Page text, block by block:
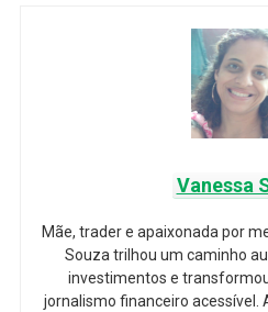
Vanessa
Mãe, trader e apaixonada por
Souza trilhou um caminho
investimentos e
jornalismo financeiro acessível.